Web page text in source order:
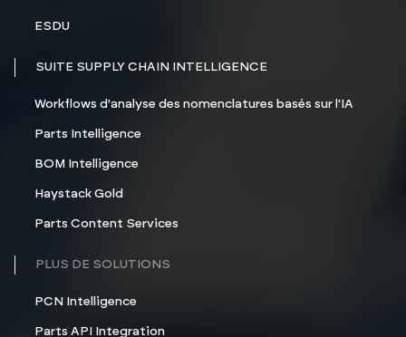
ESDU
SUITE SUPPLY CHAIN INTELLIGENCE
Workflows d'analyse des nomenclatures basés sur l'IA
Parts Intelligence
BOM Intelligence
Haystack Gold
Parts Content Services
PLUS DE SOLUTIONS
PCN Intelligence
Parts API Integration